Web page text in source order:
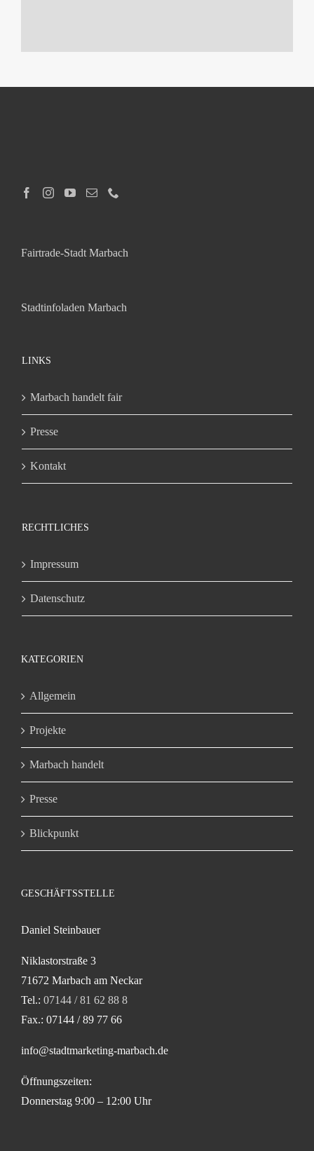
Fairtrade-Stadt Marbach
Stadtinfoladen Marbach
LINKS
Marbach handelt fair
Presse
Kontakt
RECHTLICHES
Impressum
Datenschutz
KATEGORIEN
Allgemein
Projekte
Marbach handelt
Presse
Blickpunkt
GESCHÄFTSSTELLE
Daniel Steinbauer
Niklastorstraße 3
71672 Marbach am Neckar
Tel.: 07144 / 81 62 88 8
Fax.: 07144 / 89 77 66
info@stadtmarketing-marbach.de
Öffnungszeiten:
Donnerstag 9:00 – 12:00 Uhr